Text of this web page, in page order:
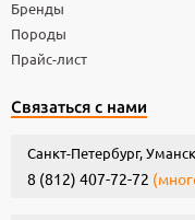
Бренды
Породы
Прайс-лист
Связаться с нами
Санкт-Петербург,
8 (812) 407-72-72